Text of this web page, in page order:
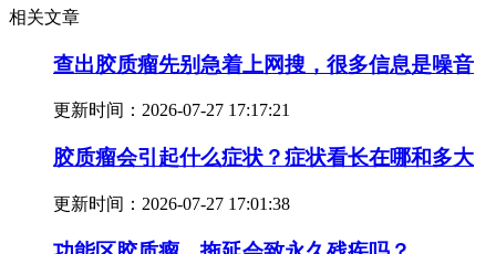
相关文章
查出胶质瘤先别急着上网搜，很多信息是噪音
更新时间： 2026-07-27 17:17:21
胶质瘤会引起什么症状？症状看长在哪和多大
更新时间： 2026-07-27 17:01:38